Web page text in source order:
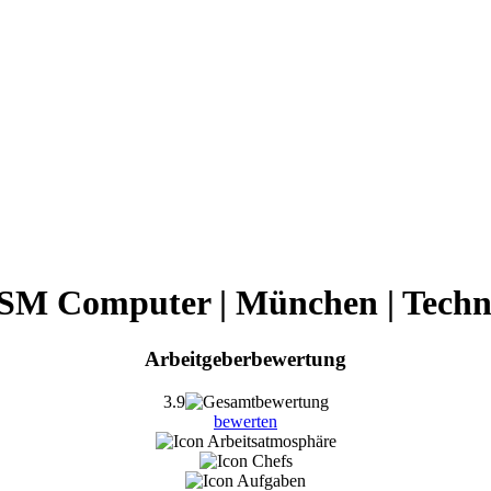
Computer | München |
Arbeitgeberbewertung
3.9
bewerten